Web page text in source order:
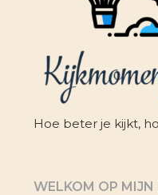
Hoe beter je kijkt,
WELKOM OP MIJN